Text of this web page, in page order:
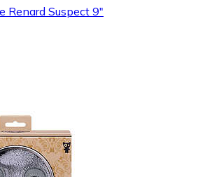
Renard Suspect 9"